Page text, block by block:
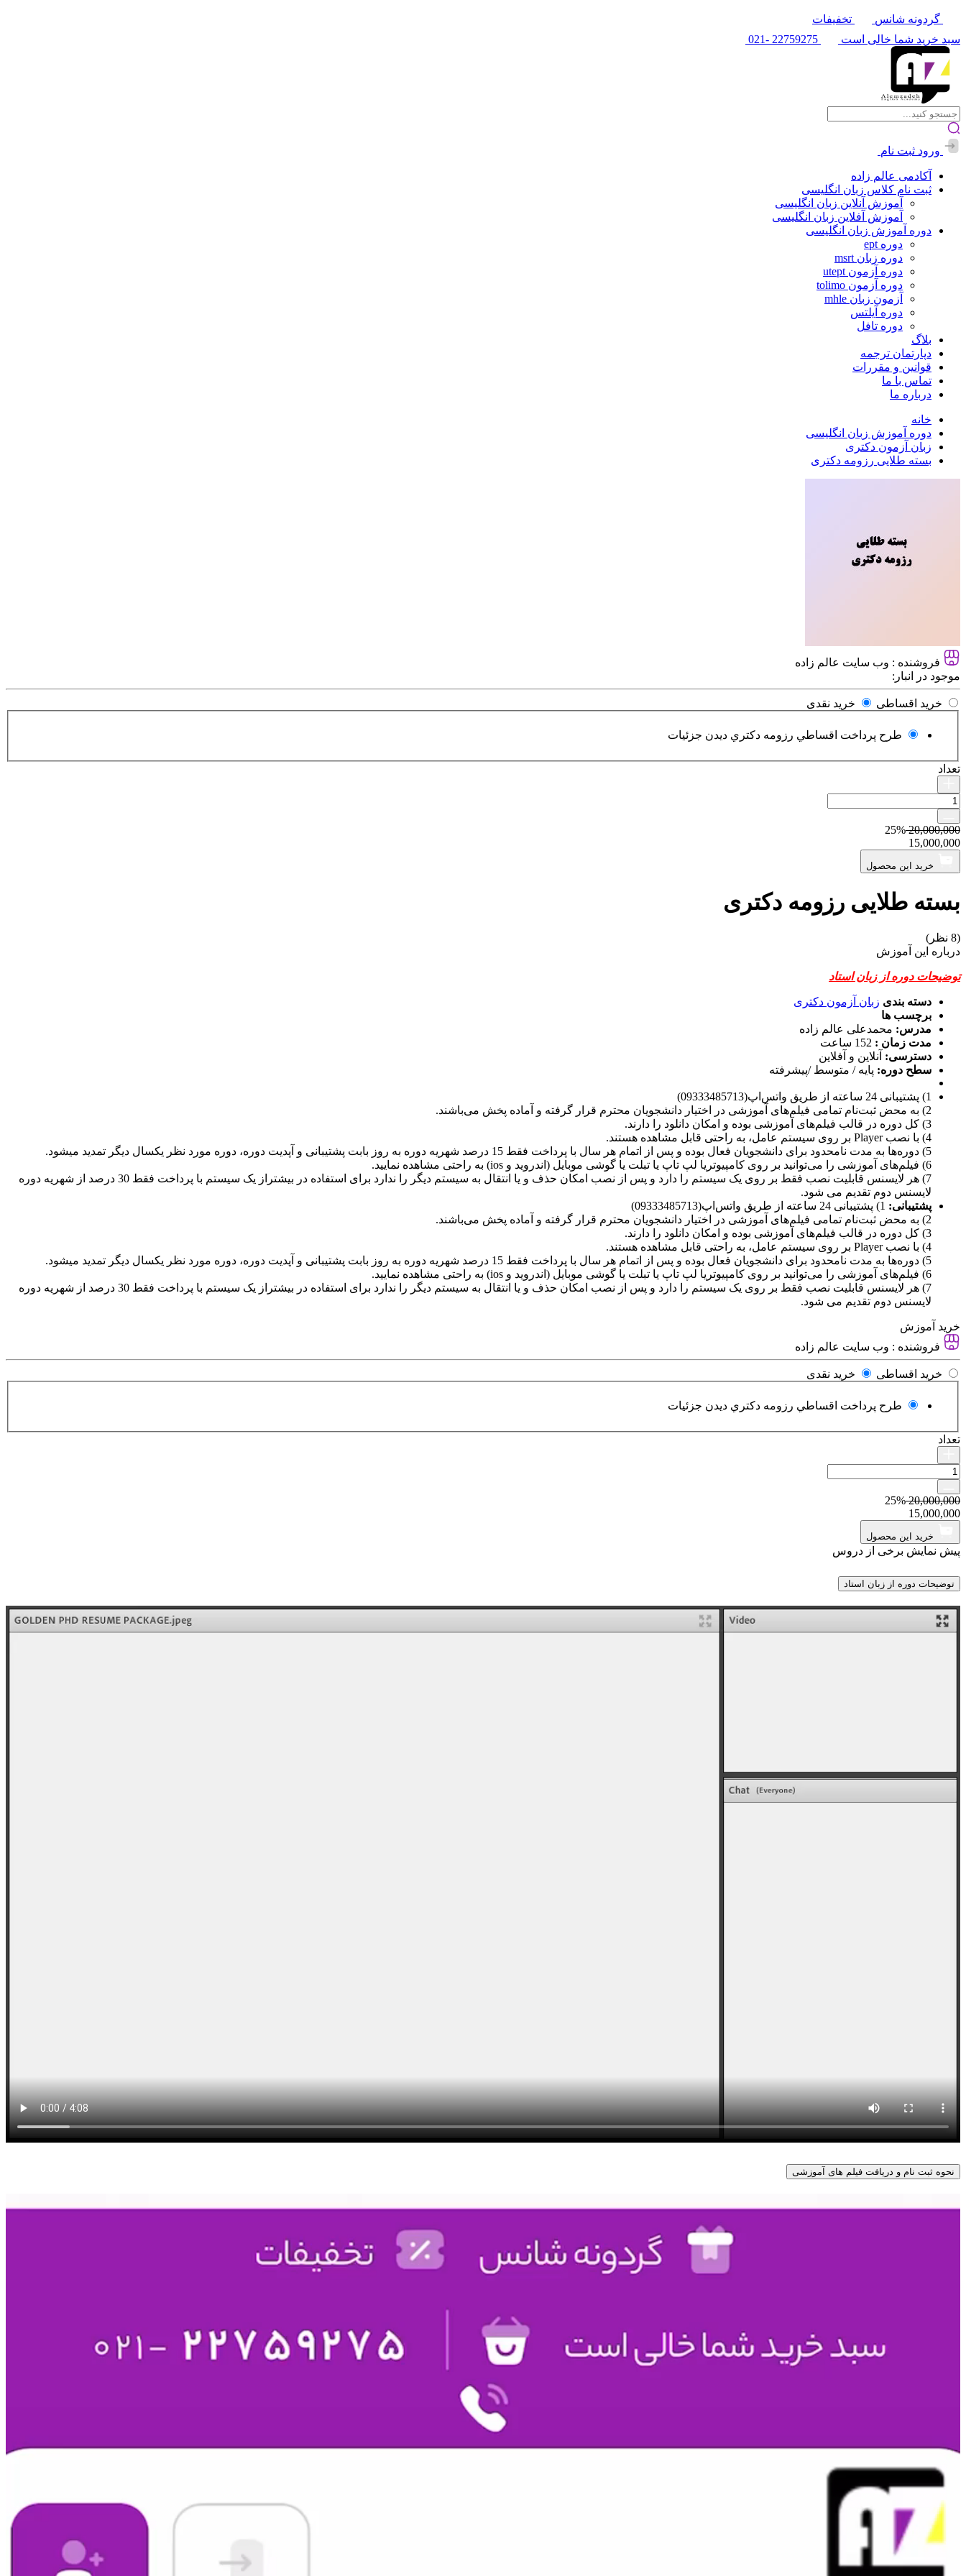
گردونه شانس
تخفیفات
سبد خرید شما خالی است
22759275
-021
ورود ثبت نام
آکادمی عالم زاده
ثبت نام کلاس زبان انگلیسی
آموزش آنلاین زبان انگلیسی
آموزش آفلاین زبان انگلیسی
دوره آموزش زبان انگلیسی
دوره ept
دوره زبان msrt
دوره آزمون utept
دوره آزمون tolimo
آزمون زبان mhle
دوره آیلتس
دوره تافل
بلاگ
دپارتمان ترجمه
قوانین و مقررات
تماس با ما
درباره ما
خانه
دوره آموزش زبان انگلیسی
زبان آزمون دکتری
بسته طلایی رزومه دکتری
فروشنده : وب سایت عالم زاده
موجود در انبار:
خرید اقساطی خرید نقدی
طرح پرداخت اقساطي رزومه دكتري دیدن جزئیات
تعداد
20,000,000
25%
15,000,000
خرید این محصول
بسته طلایی رزومه دکتری
(8 نظر)
درباره این آموزش
توضیحات دوره از زبان استاد
دسته بندی زبان آزمون دکتری
برچسب ها
مدرس: محمدعلی عالم زاده
مدت زمان : 152 ساعت
دسترسی: آنلاین و آفلاین
سطح دوره: پایه / متوسط /پیشرفته
1) پشتیبانی 24 ساعته از طریق واتس‌اپ(09333485713)
2) به محض ثبت‌نام تمامی فیلم‌های آموزشی در اختیار دانشجویان محترم قرار گرفته و آماده پخش می‌باشند.
3) کل دوره در قالب فیلم‌های آموزشی بوده و امکان دانلود را دارند.
4) با نصب Player بر روی سیستم عامل، به راحتی قابل مشاهده هستند.
5) دوره‌ها به مدت نامحدود برای دانشجویان فعال بوده و پس از اتمام هر سال با پرداخت فقط 15 درصد شهریه دوره به روز بابت پشتیبانی و آپدیت دوره، دوره مورد نظر یکسال دیگر تمدید میشود.
6) فیلم‌های آموزشی را می‌توانید بر روی کامپیوتریا لپ تاپ یا تبلت یا گوشی موبایل (اندروید و ios) به راحتی مشاهده نمایید.
7) هر لایسنس قابلیت نصب فقط بر روی یک سیستم را دارد و پس از نصب امکان حذف و یا انتقال به سیستم دیگر را ندارد برای استفاده در بیشتراز یک سیستم با پرداخت فقط 30 درصد از شهریه دوره
لایسنس دوم تقدیم می شود.
پشتیبانی: 1) پشتیبانی 24 ساعته از طریق واتس‌اپ(09333485713)
2) به محض ثبت‌نام تمامی فیلم‌های آموزشی در اختیار دانشجویان محترم قرار گرفته و آماده پخش می‌باشند.
3) کل دوره در قالب فیلم‌های آموزشی بوده و امکان دانلود را دارند.
4) با نصب Player بر روی سیستم عامل، به راحتی قابل مشاهده هستند.
5) دوره‌ها به مدت نامحدود برای دانشجویان فعال بوده و پس از اتمام هر سال با پرداخت فقط 15 درصد شهریه دوره به روز بابت پشتیبانی و آپدیت دوره، دوره مورد نظر یکسال دیگر تمدید میشود.
6) فیلم‌های آموزشی را می‌توانید بر روی کامپیوتریا لپ تاپ یا تبلت یا گوشی موبایل (اندروید و ios) به راحتی مشاهده نمایید.
7) هر لایسنس قابلیت نصب فقط بر روی یک سیستم را دارد و پس از نصب امکان حذف و یا انتقال به سیستم دیگر را ندارد برای استفاده در بیشتراز یک سیستم با پرداخت فقط 30 درصد از شهریه دوره
لایسنس دوم تقدیم می شود.
خرید آموزش
فروشنده : وب سایت عالم زاده
خرید اقساطی خرید نقدی
طرح پرداخت اقساطي رزومه دكتري دیدن جزئیات
تعداد
20,000,000
25%
15,000,000
خرید این محصول
پیش نمایش برخی از دروس
توضیحات دوره از زبان استاد
نحوه ثبت نام و دریافت فیلم های آموزشی